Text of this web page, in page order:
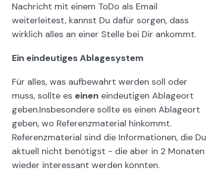
Nachricht mit einem ToDo als Email
weiterleitest, kannst Du dafür sorgen, dass
wirklich alles an einer Stelle bei Dir ankommt.
Ein eindeutiges Ablagesystem
Für alles, was aufbewahrt werden soll oder
muss, sollte es einen eindeutigen Ablageort
geben.Insbesondere sollte es einen Ablageort
geben, wo Referenzmaterial hinkommt.
Referenzmaterial sind die Informationen, die Du
aktuell nicht benötigst - die aber in 2 Monaten
wieder interessant werden könnten.